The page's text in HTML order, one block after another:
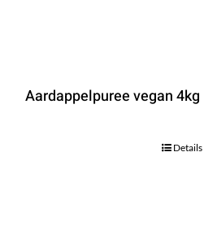
Aardappelpuree vegan 4kg
Details